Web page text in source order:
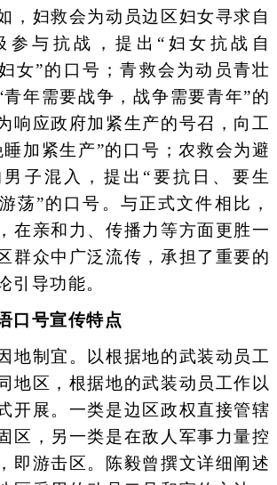
，妇救会为动员边区妇女寻求自
参与抗战，提出“妇女抗战自
女”的口号；青救会为动员青壮
年需要战争，战争需要青年”的
响应政府加紧生产的号召，向工
睡加紧生产”的口号；农救会为避
子混入，提出“要抗日、要生
荡”的口号。与正式文件相比，
在亲和力、传播力等方面更胜一
群众中广泛流传，承担了重要的
引导功能。
口号宣传特点
制宜。以根据地的武装动员工
地区，根据地的武装动员工作以
开展。一类是边区政权直接管辖
区，另一类是在敌人军事力量控
即游击区。陈毅曾撰文详细阐述